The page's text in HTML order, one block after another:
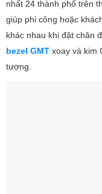
nhất 24 thành phố trên
giúp phi công hoặc
khác nhau khi đặt chân
bezel GMT xoay và kim
tượng.